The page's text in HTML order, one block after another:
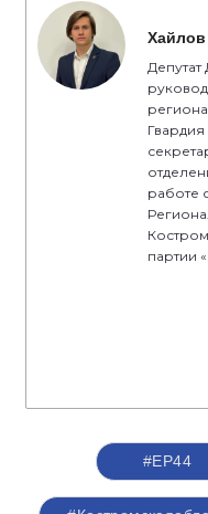
Хайлов
работе
партии
#ЕР44